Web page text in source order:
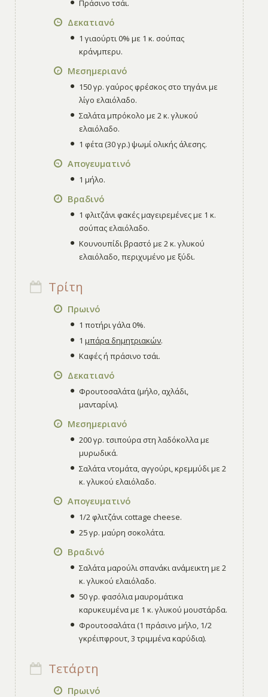
Πράσινο τσάι.
Δεκατιανό
1 γιαούρτι 0% με 1 κ. σούπας
κράνμπερυ.
Μεσημεριανό
150 γρ. γαύρος φρέσκος στο τηγάνι με
λίγο ελαιόλαδο.
Σαλάτα μπρόκολο με 2 κ. γλυκού
ελαιόλαδο.
1 φέτα (30 γρ.) ψωμί ολικής άλεσης.
Απογευματινό
1 μήλο.
Βραδινό
1 φλιτζάνι φακές μαγειρεμένες με 1 κ.
σούπας ελαιόλαδο.
Κουνουπίδι βραστό με 2 κ. γλυκού
ελαιόλαδο, περιχυμένο με ξύδι.
Τρίτη
Πρωινό
1 ποτήρι γάλα 0%.
1μπάρα δημητριακών.
Καφές ή πράσινο τσάι.
Δεκατιανό
Φρουτοσαλάτα (μήλο, αχλάδι,
μανταρίνι).
Μεσημεριανό
200 γρ. τσιπούρα στη λαδόκολλα με
μυρωδικά.
Σαλάτα ντομάτα, αγγούρι, κρεμμύδι με 2
κ. γλυκού ελαιόλαδο.
Απογευματινό
1/2 φλιτζάνι cottage cheese.
25 γρ. μαύρη σοκολάτα.
Βραδινό
Σαλάτα μαρούλι σπανάκι ανάμεικτη με 2
κ. γλυκού ελαιόλαδο.
50 γρ. φασόλια μαυρομάτικα
καρυκευμένα με 1 κ. γλυκού μουστάρδα.
Φρουτοσαλάτα (1 πράσινο μήλο, 1/2
γκρέιπφρουτ, 3 τριμμένα καρύδια).
Τετάρτη
Πρωινό